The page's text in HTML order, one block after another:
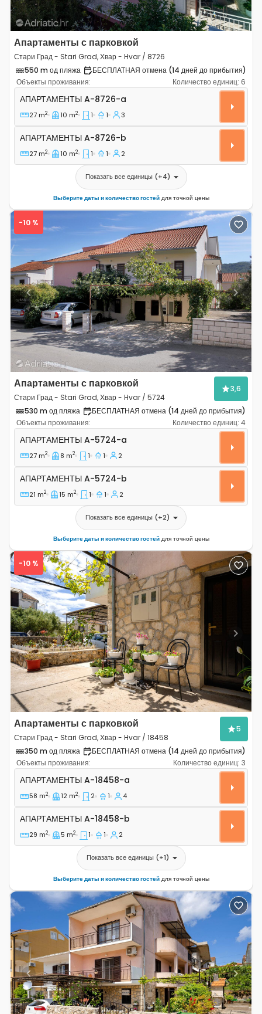
Апартаменты с парковкой
Стари Град - Stari Grad, Хвар - Hvar / 8726
550 m од пляжа
БЕСПЛАТНАЯ отмена (14 дней до прибытия)
Объекты проживания:
Количество единиц: 6
Однокомнатные апартаменты Стари Град - Stari
АПАРТАМЕНТЫ A-8726-a
27 m2 10 m2 1 1 3
Апартаменты A-8726-b
АПАРТАМЕНТЫ A-8726-b
27 m2 10 m2 1 1 2
Показать все единицы(+4)
Выберите даты и количество гостейдля точной цены
Previous Next
-10 %
Апартаменты с парковкой
Стари Град - Stari Grad, Хвар - Hvar / 5724
3,6
530 m од пляжа
БЕСПЛАТНАЯ отмена (14 дней до прибытия)
Объекты проживания:
Количество единиц: 4
Однокомнатные апартаменты Стари Град - Stari
АПАРТАМЕНТЫ A-5724-a
27 m2 8 m2 1 1 2
Апартаменты A-5724-b
АПАРТАМЕНТЫ A-5724-b
21 m2 15 m2 1 1 2
Показать все единицы (+2)
Выберите даты и количество гостейдля точной цены
Previous Next
-10 %
Апартаменты с парковкой
Стари Град - Stari Grad, Хвар - Hvar / 18458
5
350 m од пляжа
БЕСПЛАТНАЯ отмена (14 дней до прибытия)
Объекты проживания:
Количество единиц: 3
Двухкомнатные апартаменты Стари Град - Stari
АПАРТАМЕНТЫ A-18458-a
58 m2 12 m2 2 1 4
Апартаменты A-18458-b
АПАРТАМЕНТЫ A-18458-b
29 m2 5 m2 1 1 2
Показать все единицы(+1)
Выберите даты и количество гостейдля точной цены
Previous Next